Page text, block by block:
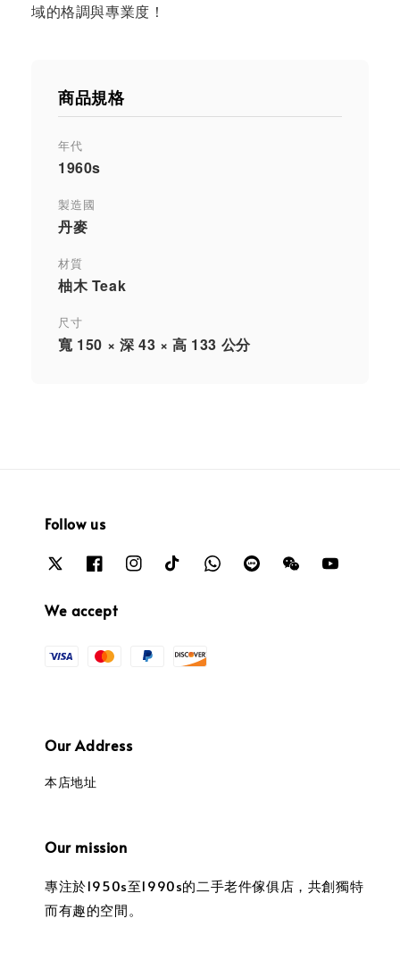
域的格調與專業度！
商品規格
年代
1960s
製造國
丹麥
材質
柚木 Teak
尺寸
寬 150 × 深 43 × 高 133 公分
Follow us
We accept
Our Address
本店地址
Our mission
專注於1950s至1990s的二手老件傢俱店，共創獨特
而有趣的空間。